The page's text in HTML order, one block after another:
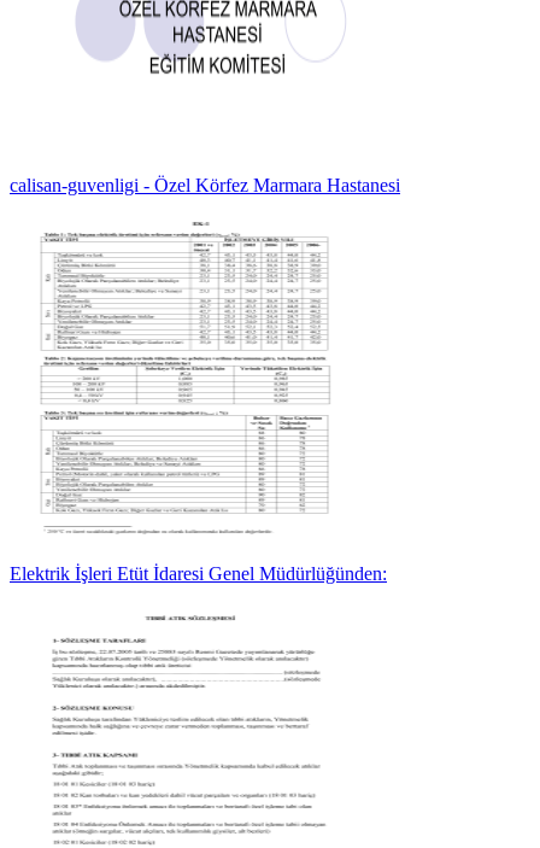
calisan-guvenligi - Özel Körfez Marmara Hastanesi
Elektrik İşleri Etüt İdaresi Genel Müdürlüğünden: